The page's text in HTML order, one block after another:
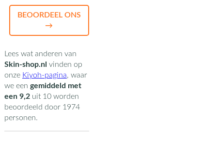
BEOORDEEL ONS
→
Lees wat anderen van
Skin-shop.nl vinden op
onze Kiyoh-pagina, waar
we een gemiddeld met
een 9,2uit 10worden
beoordeeld door 1974
personen.